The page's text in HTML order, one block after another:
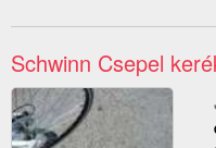
Schwinn Csepel